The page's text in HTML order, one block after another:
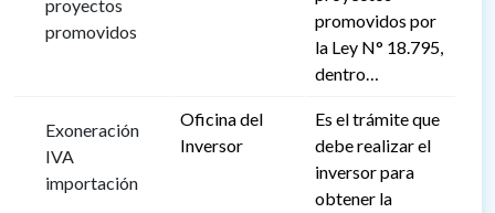
proyectos
promovidos
promovidos por
la Ley N° 18.795,
dentro…
Exoneración
IVA
importación
Oficina del
Inversor
Es el trámite que
debe realizar el
inversor para
obtener la